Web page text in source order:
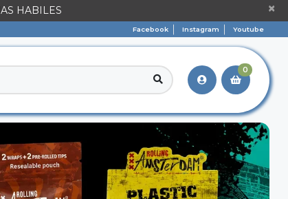
HABILES ×
Facebook Instagram Youtube
0